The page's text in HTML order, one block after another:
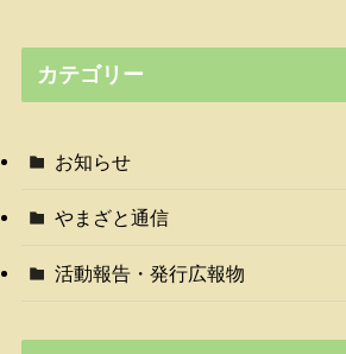
カテゴリー
お知らせ
やまざと通信
活動報告・発行広報物